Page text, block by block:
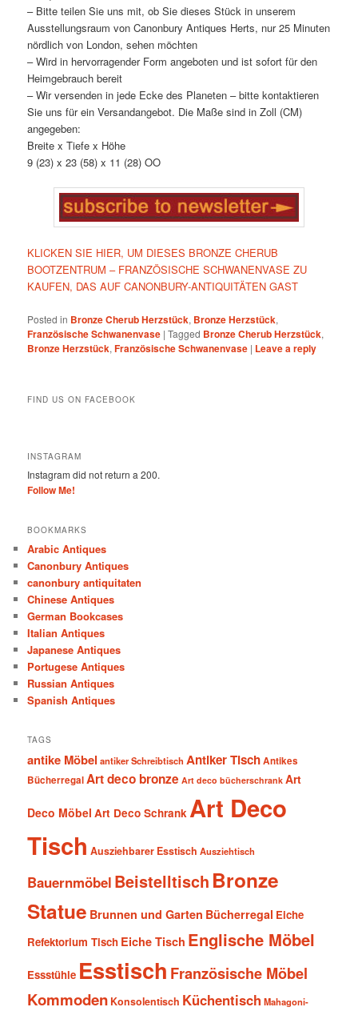
– Bitte teilen Sie uns mit, ob Sie dieses Stück in unserem
Ausstellungsraum von Canonbury Antiques Herts, nur 25 Minuten
nördlich von London, sehen möchten
– Wird in hervorragender Form angeboten und ist sofort für den
Heimgebrauch bereit
– Wir versenden in jede Ecke des Planeten – bitte kontaktieren
Sie uns für ein Versandangebot. Die Maße sind in Zoll (CM)
angegeben:
Breite x Tiefe x Höhe
9 (23) x 23 (58) x 11 (28) OO
KLICKEN SIE HIER, UM DIESES BRONZE CHERUB
BOOTZENTRUM – FRANZÖSISCHE SCHWANENVASE ZU
KAUFEN, DAS AUF CANONBURY-ANTIQUITÄTEN GAST
Posted in Bronze Cherub Herzstück, Bronze Herzstück,
Französische Schwanenvase |Tagged Bronze Cherub Herzstück,
Bronze Herzstück,Französische Schwanenvase | Leave a reply
FIND US ON FACEBOOK
INSTAGRAM
Instagram did not return a 200.
Follow Me!
BOOKMARKS
Arabic Antiques
Canonbury Antiques
canonbury antiquitaten
Chinese Antiques
German Bookcases
Italian Antiques
Japanese Antiques
Portugese Antiques
Russian Antiques
Spanish Antiques
TAGS
antike Möbel antiker Schreibtisch Antiker TischAntikes
BücherregalArt deco bronze Art deco bücherschrank Art
Deco Möbel Art Deco Schrank Art Deco
Tisch Ausziehbarer Esstisch Ausziehtisch
Bauernmöbel Beistelltisch Bronze
Statue Brunnen und Garten Bücherregal Eiche
Refektorium Tisch Eiche Tisch Englische Möbel
Essstühle Esstisch Französische Möbel
Kommoden Konsolentisch Küchentisch Mahagoni-